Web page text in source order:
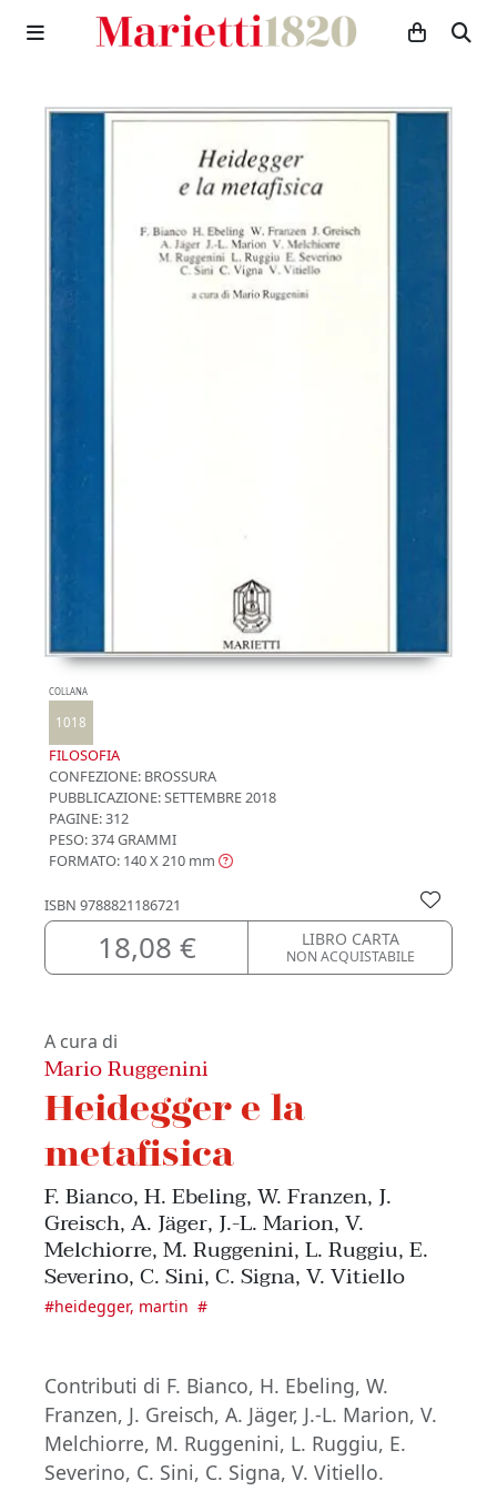
COLLANA
1018
FILOSOFIA
CONFEZIONE: BROSSURA
PUBBLICAZIONE:SETTEMBRE 2018
PAGINE: 312
PESO: 374 GRAMMI
FORMATO: 140 X 210 mm
ISBN 9788821186721
18,08 € LIBRO CARTA
NON ACQUISTABILE
A cura di
Mario Ruggenini
Heidegger e la
metafisica
F. Bianco, H. Ebeling, W. Franzen, J.
Greisch, A. Jäger, J.-L. Marion, V.
Melchiorre, M. Ruggenini, L. Ruggiu, E.
Severino, C. Sini, C. Signa, V. Vitiello
#heidegger, martin #
Contributi di F. Bianco, H. Ebeling, W.
Franzen, J. Greisch, A. Jäger, J.-L. Marion, V.
Melchiorre, M. Ruggenini, L. Ruggiu, E.
Severino, C. Sini, C. Signa, V. Vitiello.